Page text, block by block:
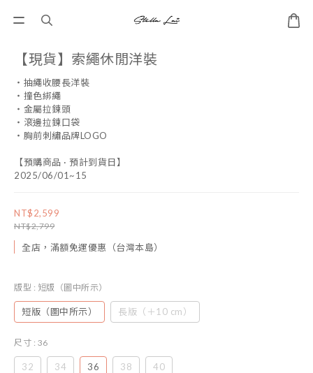
【現貨】索繩休閒洋裝
・抽繩收腰長洋裝
・撞色綁繩
・金屬拉鍊頭
・滾邊拉鍊口袋
・胸前刺繡品牌LOGO
【預購商品 · 預計到貨日】
2025/06/01~15
NT$2,599
NT$2,799
全店，滿額免運優惠（台灣本島）
版型 : 短版（圖中所示）
短版（圖中所示） 長版（＋10 cm）
尺寸 : 36
32 34 36 38 40